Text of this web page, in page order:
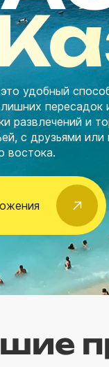
удобный
развлечений и
с друзьями или
востока.